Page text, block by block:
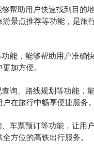
帮助用户快速找到目的地
景点推荐等功能，是旅
能，能够帮助用户准确
加方便。
询、路线规划等功能，
在旅行中畅享便捷服务。
车票预订等功能，让用
方位的高铁出行服务。